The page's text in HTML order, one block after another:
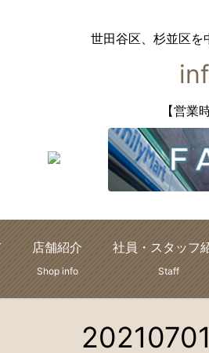
世田谷区、杉並区を
【営業
店舗紹介
Shop info
社員・スタッフ
Staff